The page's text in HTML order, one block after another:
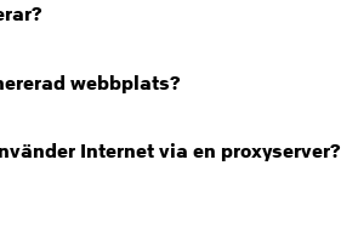
webbplats?
Internet via en proxyserver?